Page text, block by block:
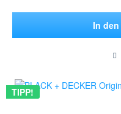
In den
TIPP!